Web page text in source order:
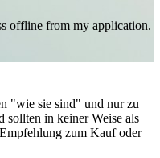
offline from my application.
"wie sie sind" und nur zu
sollten in keiner Weise als
zum Kauf oder